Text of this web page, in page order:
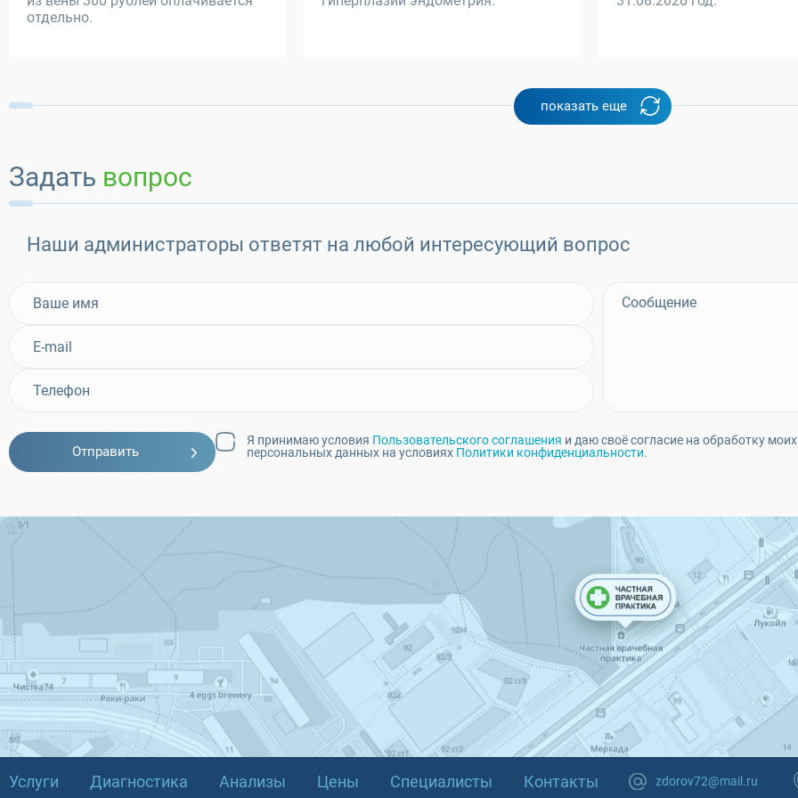
отдельно.
показать еще
Задать вопрос
Наши администраторы ответят на любой интересующий вопрос
Отправить
Я принимаю условия Пользовательского соглашения и даю своё согласие на обработку моих
персональных данных на условиях Политики конфиденциальности.
Услуги Диагностика Анализы Цены Специалисты Контакты zdorov72@mail.ru